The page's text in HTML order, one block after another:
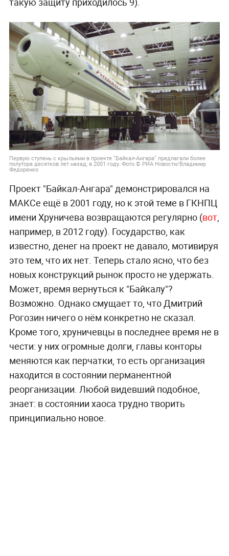
Первую ступень с крыльями в проекте "Байкал-Ангара" предлагали более
полутора десятков лет назад, в 2001 году. Фото © РИА Новости/Владимир
Федоренко
Проект "Байкал-Ангара" демонстрировался на
МАКСе ещё в 2001 году, но к этой теме в ГКНПЦ
имени Хруничева возвращаются регулярно (вот,
например, в 2012 году). Государство, как
известно, денег на проект не давало, мотивируя
это тем, что их нет. Теперь стало ясно, что без
новых конструкций рынок просто не удержать.
Может, время вернуться к "Байкалу"?
Возможно. Однако смущает то, что Дмитрий
Рогозин ничего о нём конкретно не сказал.
Кроме того, хруничевцы в последнее время не в
чести: у них огромные долги, главы конторы
меняются как перчатки, то есть организация
находится в состоянии перманентной
реорганизации. Любой видевший подобное,
знает: в состоянии хаоса трудно творить
принципиально новое.